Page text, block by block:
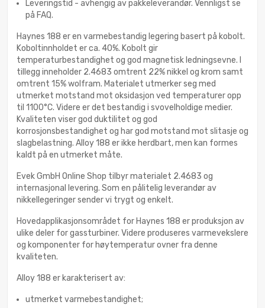
Leveringstid - avhengig av pakkeleverandør. Vennligst se
på FAQ.
Haynes 188 er en varmebestandig legering basert på kobolt.
Koboltinnholdet er ca. 40%. Kobolt gir
temperaturbestandighet og god magnetisk ledningsevne. I
tillegg inneholder 2.4683 omtrent 22% nikkel og krom samt
omtrent 15% wolfram. Materialet utmerker seg med
utmerket motstand mot oksidasjon ved temperaturer opp
til 1100°C. Videre er det bestandig i svovelholdige medier.
Kvaliteten viser god duktilitet og god
korrosjonsbestandighet og har god motstand mot slitasje og
slagbelastning. Alloy 188 er ikke herdbart, men kan formes
kaldt på en utmerket måte.
Evek GmbH Online Shop tilbyr materialet 2.4683 og
internasjonal levering. Som en pålitelig leverandør av
nikkellegeringer sender vi trygt og enkelt.
Hovedapplikasjonsområdet for Haynes 188 er produksjon av
ulike deler for gassturbiner. Videre produseres varmevekslere
og komponenter for høytemperatur ovner fra denne
kvaliteten.
Alloy 188 er karakterisert av:
utmerket varmebestandighet;